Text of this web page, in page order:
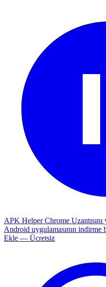
APK Helper Chrome
Android uygulamasının indirme
Ekle — Ücretsiz